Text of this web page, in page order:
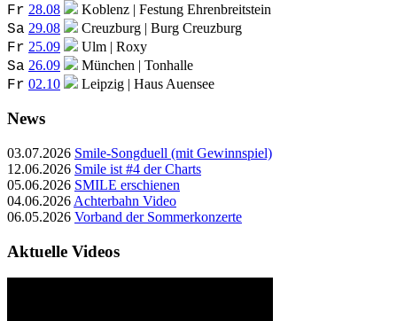
Fr 28.08 Koblenz | Festung Ehrenbreitstein
Sa 29.08 Creuzburg | Burg Creuzburg
Fr 25.09 Ulm | Roxy
Sa 26.09 München | Tonhalle
Fr 02.10 Leipzig | Haus Auensee
News
03.07.2026 Smile-Songduell (mit Gewinnspiel)
12.06.2026 Smile ist #4 der Charts
05.06.2026 SMILE erschienen
04.06.2026 Achterbahn Video
06.05.2026 Vorband der Sommerkonzerte
Aktuelle Videos